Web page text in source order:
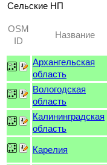
Сельские НП
OSM
ID
Название
Архангельская
область
Вологодская
область
Калининградская
область
Карелия